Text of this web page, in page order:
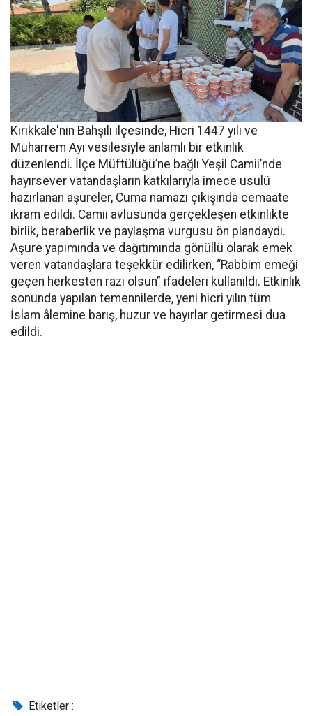
Kırıkkale'nin Bahşılı ilçesinde, Hicri 1447 yılı ve
Muharrem Ayı vesilesiyle anlamlı bir etkinlik
düzenlendi. İlçe Müftülüğü’ne bağlı Yeşil Camii’nde
hayırsever vatandaşların katkılarıyla imece usulü
hazırlanan aşureler, Cuma namazı çıkışında cemaate
ikram edildi. Camii avlusunda gerçekleşen etkinlikte
birlik, beraberlik ve paylaşma vurgusu ön plandaydı.
Aşure yapımında ve dağıtımında gönüllü olarak emek
veren vatandaşlara teşekkür edilirken, “Rabbim emeği
geçen herkesten razı olsun” ifadeleri kullanıldı. Etkinlik
sonunda yapılan temennilerde, yeni hicri yılın tüm
İslam âlemine barış, huzur ve hayırlar getirmesi dua
edildi.
Etiketler :